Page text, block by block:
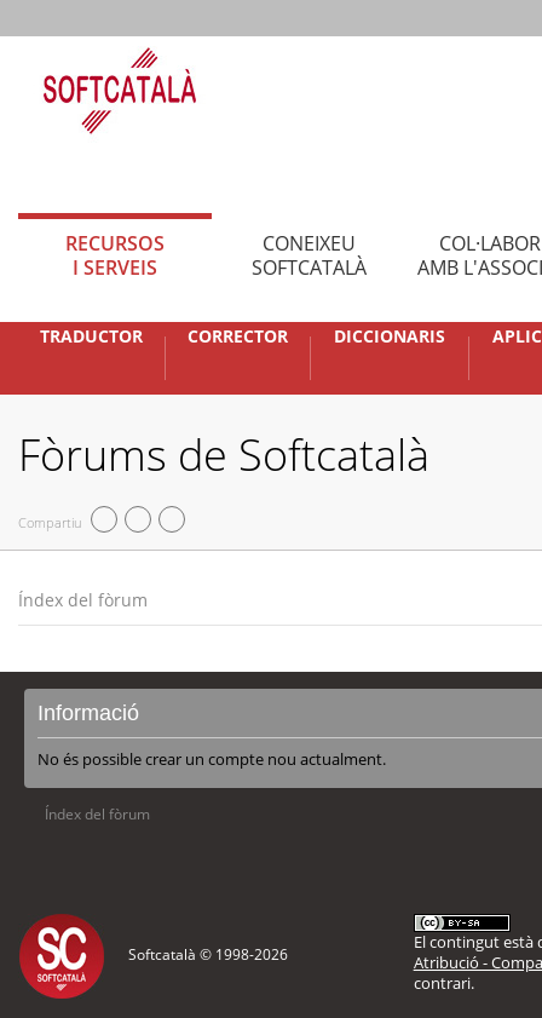
RECURSOS
I SERVEIS
CONEIXEU
SOFTCATALÀ
AMB
TRADUCTOR CORRECTOR DICCIONARIS
Fòrums de Softcatalà
Compartiu
Índex del fòrum
Informació
No és possible crear un compte nou actualment.
Índex del fòrum
Softcatalà © 1998-2026
El contingut està
Atribució -
contrari.